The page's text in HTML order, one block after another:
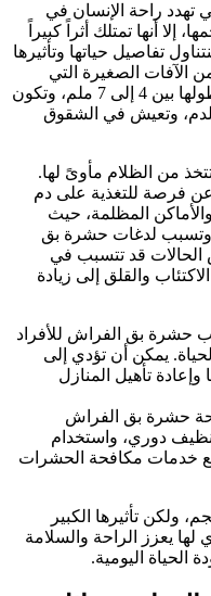
راحة الإنسان في
أنها تمتلك أثراً كبيراً
تفاصيل حياتها وتأثيرها
الصغيرة التي
تعيش على دم الإنسان والحيوان. يبلغ طولها بين 4 إلى 7 ملم، وتكون
وتعيش في الشقوق
من الظلام مأوىً لها.
فرصة للتغذية على دم
المظلمة، حيث
لدغات حشرة بق
قد تتسبب في
والقلق إلى زيادة
بق الفراش للأفراد
يمكن أن تؤدي إلى
تأهيل المنازل
حشرة بق الفراش
دوري، واستخدام
خدمات مكافحة الحشرات
تأثيرها الكبير
يعزز الراحة والسلامة
اليومية.